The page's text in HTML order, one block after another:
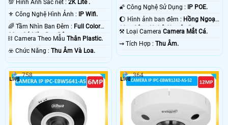
💯 Hình Ảnh Sắc nét : 2K Lite .
⚜️ Công Nghệ Hình Ảnh : IP Wifi.
🌈 Tầm Nhìn Ban Đêm : Full Color
30m Có Màu Ban Ðêm.
⛓ Camera Theo Mẫu Thân Plastic.
️☣️ Chức Năng : Thu Âm Và Loa.
🌠 Công Nghệ Sử Dụng : IP POE.
🌔 Hình ảnh ban đêm : Hồng Ngoại
10m Công Nghệ Chuyên Dụng.
⚒ Loại CameraCamera Mắt Cá.
️⇝ Tích Hợp :Thu Âm.
758 364